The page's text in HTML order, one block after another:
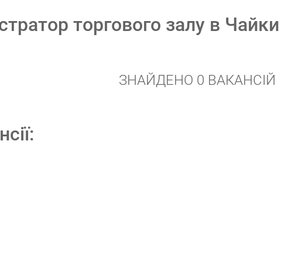
торгового залу в Чайки
ЗНАЙДЕНО 0 ВАКАНСІЙ